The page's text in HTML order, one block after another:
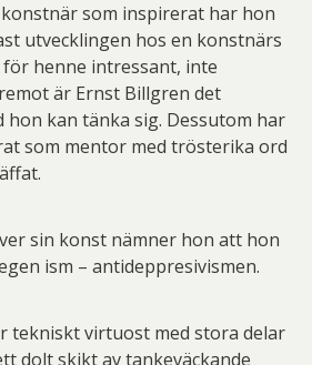
som inspirerat har hon
utvecklingen hos en konstnärs
henne intressant, inte
är Ernst Billgren det
hon kan tänka sig. Dessutom har
som mentor med trösterika ord
sin konst nämner hon att hon
ism – antideppresivismen.
tekniskt virtuost med stora delar
dolt skikt av tankeväckande